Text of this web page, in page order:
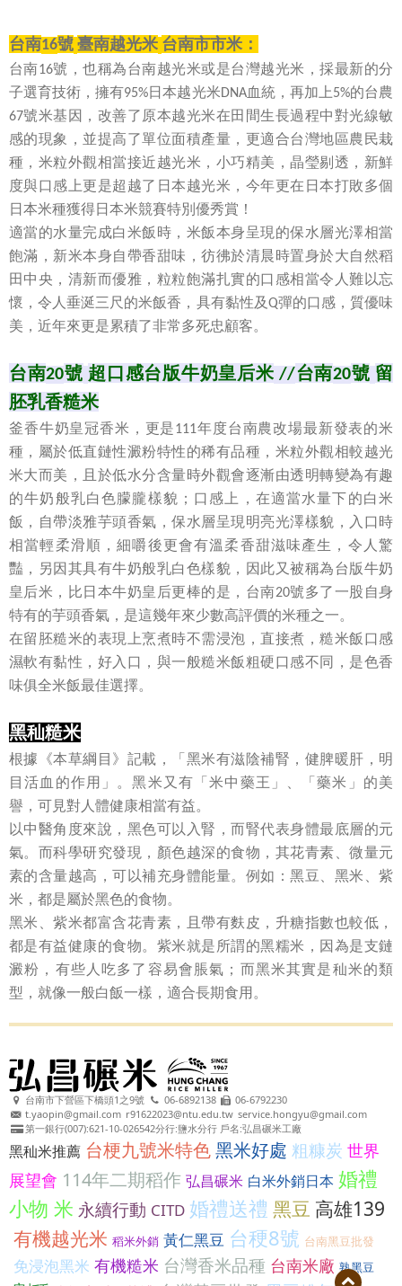
台南16號 臺南越光米 台南市市米：
台南16號，也稱為台南越光米或是台灣越光米，採最新的分
子選育技術，擁有95%日本越光米DNA血統，再加上5%的台農
67號米基因，改善了原本越光米在田間生長過程中對光線敏
感的現象，並提高了單位面積產量，更適合台灣地區農民栽
種，米粒外觀相當接近越光米，小巧精美，晶瑩剔透，新鮮
度與口感上更是超越了日本越光米，今年更在日本打敗多個
日本米種獲得日本米競賽特別優秀賞！
適當的水量完成白米飯時，米飯本身呈現的保水層光澤相當
飽滿，新米本身自帶香甜味，彷彿於清晨時置身於大自然稻
田中央，清新而優雅，粒粒飽滿扎實的口感相當令人難以忘
懷，令人垂涎三尺的米飯香，具有黏性及Q彈的口感，質優味
美，近年來更是累積了非常多死忠顧客。
台南20號 超口感台版牛奶皇后米 //台南20號 留
胚乳香糙米
釜香牛奶皇冠香米，更是111年度台南農改場最新發表的米
種，屬於低直鏈性澱粉特性的稀有品種，米粒外觀相較越光
米大而美，且於低水分含量時外觀會逐漸由透明轉變為有趣
的牛奶般乳白色朦朧樣貌；口感上，在適當水量下的白米
飯，自帶淡雅芋頭香氣，保水層呈現明亮光澤樣貌，入口時
相當輕柔滑順，細嚼後更會有溫柔香甜滋味產生，令人驚
豔，另因其具有牛奶般乳白色樣貌，因此又被稱為台版牛奶
皇后米，比日本牛奶皇后更棒的是，台南20號多了一股自身
特有的芋頭香氣，是這幾年來少數高評價的米種之一。
在留胚糙米的表現上烹煮時不需浸泡，直接煮，糙米飯口感
濕軟有黏性，好入口，與一般糙米飯粗硬口感不同，是色香
味俱全米飯最佳選擇。
黑秈糙米
根據《本草綱目》記載，「黑米有滋陰補腎，健脾暖肝，明
目活血的作用」。黑米又有「米中藥王」、「藥米」的美
譽，可見對人體健康相當有益。
以中醫角度來說，黑色可以入腎，而腎代表身體最底層的元
氣。而科學研究發現，顏色越深的食物，其花青素、微量元
素的含量越高，可以補充身體能量。例如：黑豆、黑米、紫
米，都是屬於黑色的食物。
黑米、紫米都富含花青素，且帶有麩皮，升糖指數也較低，
都是有益健康的食物。紫米就是所謂的黑糯米，因為是支鏈
澱粉，有些人吃多了容易會脹氣；而黑米其實是秈米的類
型，就像一般白飯一樣，適合長期食用。
台南市下營區下橋頭1之9號 06-6892138
06-6792230
t.yaopin@gmail.com r91622023@ntu.edu.tw service.hongyu@gmail.com
第一銀行(007):621-10-026542分行:鹽水分行 戶名:弘昌碾米工廠
黑秈米推薦 台梗九號米特色黑米好處 粗糠炭 世界
展望會 114年二期稻作 弘昌碾米 白米外銷日本 婚禮
小物 米 永續行動 CITD 婚禮送禮 黑豆 高雄139
有機越光米 稻米外銷 黃仁黑豆 台稉8號 台南黑豆批發
免浸泡黑米 有機糙米 台灣香米品種 台南米廠 熟黑豆